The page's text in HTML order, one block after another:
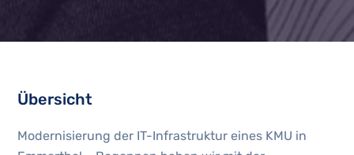
Übersicht
Modernisierung der IT-Infrastruktur eines KMU in